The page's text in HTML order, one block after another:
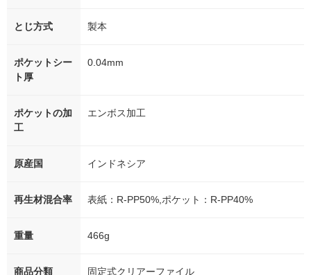
とじ方式 製本
ポケットシー
ト厚
0.04mm
ポケットの加
工
エンボス加工
原産国 インドネシア
再生材混合率 表紙：R-PP50%,ポケット：R-PP40%
重量 466g
商品分類 固定式クリアーファイル